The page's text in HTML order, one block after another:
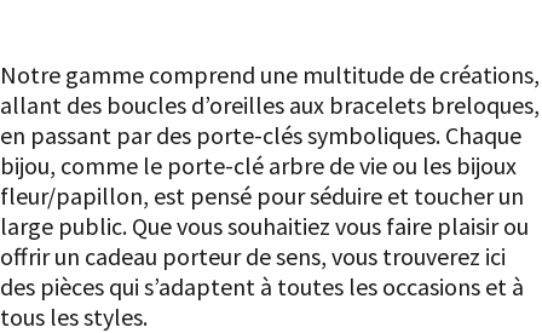
Notre gamme comprend une multitude de créations,
allant des boucles d’oreilles aux bracelets breloques,
en passant par des porte-clés symboliques. Chaque
bijou, comme le porte-clé arbre de vie ou les bijoux
fleur/papillon, est pensé pour séduire et toucher un
large public. Que vous souhaitiez vous faire plaisir ou
offrir un cadeau porteur de sens, vous trouverez ici
des pièces qui s’adaptent à toutes les occasions et à
tous les styles.